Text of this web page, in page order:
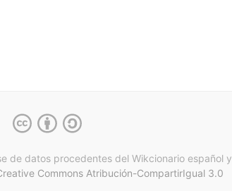
de datos procedentes del Wikcionario español y
Commons Atribución-CompartirIgual 3.0